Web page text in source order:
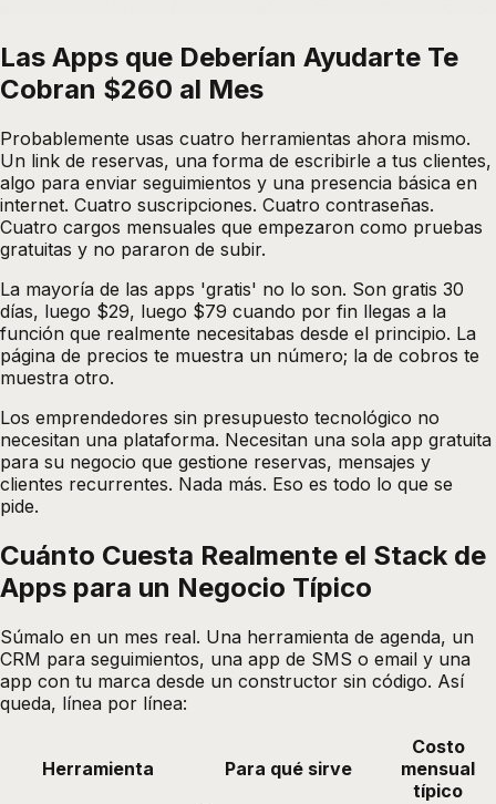
Las Apps que Deberían Ayudarte Te
Cobran $260 al Mes
Probablemente usas cuatro herramientas ahora mismo.
Un link de reservas, una forma de escribirle a tus clientes,
algo para enviar seguimientos y una presencia básica en
internet. Cuatro suscripciones. Cuatro contraseñas.
Cuatro cargos mensuales que empezaron como pruebas
gratuitas y no pararon de subir.
La mayoría de las apps 'gratis' no lo son. Son gratis 30
días, luego $29, luego $79 cuando por fin llegas a la
función que realmente necesitabas desde el principio. La
página de precios te muestra un número; la de cobros te
muestra otro.
Los emprendedores sin presupuesto tecnológico no
necesitan una plataforma. Necesitan una sola app gratuita
para su negocio que gestione reservas, mensajes y
clientes recurrentes. Nada más. Eso es todo lo que se
pide.
Cuánto Cuesta Realmente el Stack de
Apps para un Negocio Típico
Súmalo en un mes real. Una herramienta de agenda, un
CRM para seguimientos, una app de SMS o email y una
app con tu marca desde un constructor sin código. Así
queda, línea por línea:
Herramienta Para qué sirve
Costo
mensual
típico